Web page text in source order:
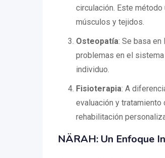
circulación. Este
músculos y tejidos.
Osteopatía: Se basa
problemas en el
individuo.
Fisioterapia: A
evaluación y
rehabilitación
NÄRAH: Un Enfoque